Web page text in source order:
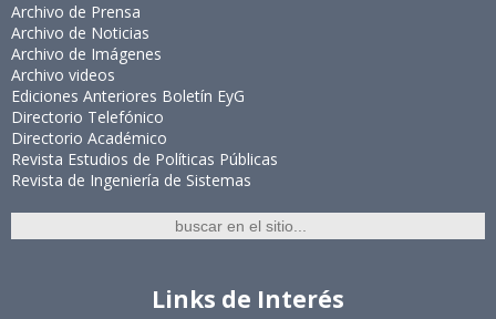
Archivo de Prensa
Archivo de Noticias
Archivo de Imágenes
Archivo videos
Ediciones Anteriores Boletín EyG
Directorio Telefónico
Directorio Académico
Revista Estudios de Políticas Públicas
Revista de Ingeniería de Sistemas
Links de Interés